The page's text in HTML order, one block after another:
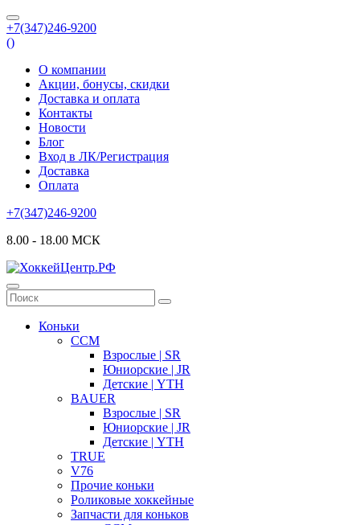
+7(347)246-9200
()
О компании
Акции, бонусы, скидки
Доставка и оплата
Контакты
Новости
Блог
Вход в ЛК/Регистрация
Доставка
Оплата
+7(347)246-9200
8.00 - 18.00 МСК
Коньки
CCM
Взрослые | SR
Юниорские | JR
Детские | YTH
BAUER
Взрослые | SR
Юниорские | JR
Детские | YTH
TRUE
V76
Прочие коньки
Роликовые хоккейные
Запчасти для коньков